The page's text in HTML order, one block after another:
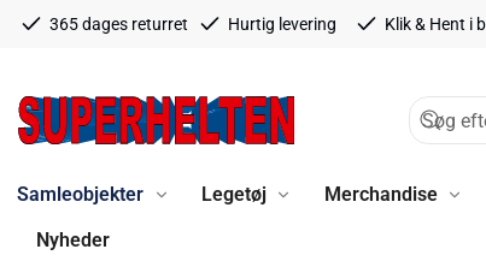
365 dages returret Hurtig levering Klik & Hent i
Samleobjekter Legetøj Merchandise
Nyheder